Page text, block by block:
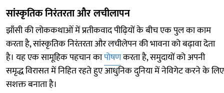
सांस्कृतिक निरंतरता और लचीलापन
झाँसी की लोककथाओं में प्रतीकवाद पीढ़ियों के बीच एक पुल का काम
करता है, सांस्कृतिक निरंतरता और लचीलेपन की भावना को बढ़ावा देता
है। यह एक सामूहिक पहचान कापोषणकरता है, समुदायों को अपनी
समृद्ध विरासत में निहित रहते हुए आधुनिक दुनिया में नेविगेट करने के लिए
सशक्त बनाता है।